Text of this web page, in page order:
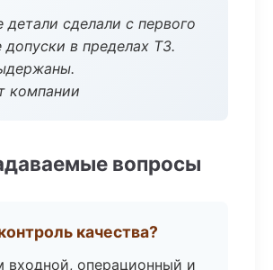
сделали с первого
допуски в пределах ТЗ.
компании
вопросы
качества?
входной, операционный и